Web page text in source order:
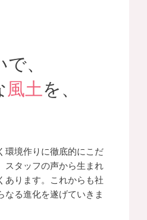
、
風土 を、
環境作りに徹底的にこだ
スタッフの声から生まれ
あります。これからも社
なる進化を遂げていきま